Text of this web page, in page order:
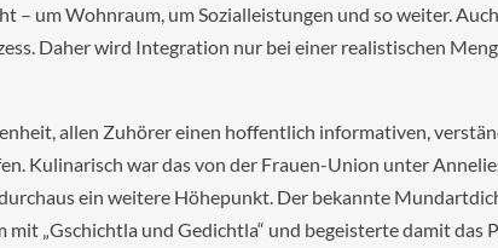
– um Wohnraum, um Sozialleistungen und so weiter.
Daher wird Integration nur bei einer realistischen
allen Zuhörer einen hoffentlich informativen,
Kulinarisch war das von der Frauen-Union unter
ein weitere Höhepunkt. Der bekannte
mit „Gschichtla und Gedichtla“ und begeisterte damit das